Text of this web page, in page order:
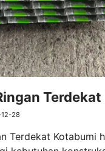
28
Terdekat Kotabumi